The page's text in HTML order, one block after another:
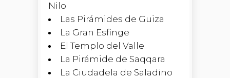
Nilo
Las Pirámides de Guiza
La Gran Esfinge
El Templo del Valle
La Pirámide de Saqqara
La Ciudadela de Saladino